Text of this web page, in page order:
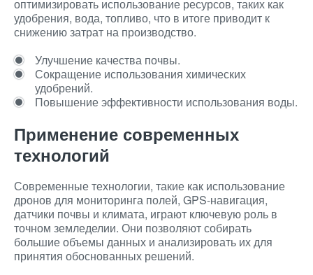
оптимизировать использование ресурсов, таких как
удобрения, вода, топливо, что в итоге приводит к
снижению затрат на производство.
Улучшение качества почвы.
Сокращение использования химических
удобрений.
Повышение эффективности использования воды.
Применение современных
технологий
Современные технологии, такие как использование
дронов для мониторинга полей, GPS-навигация,
датчики почвы и климата, играют ключевую роль в
точном земледелии. Они позволяют собирать
большие объемы данных и анализировать их для
принятия обоснованных решений.